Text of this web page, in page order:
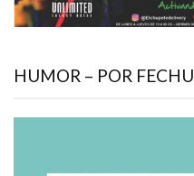
HUMOR – POR FECHU